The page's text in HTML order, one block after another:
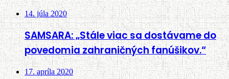
14. júla 2020
SAMSARA: „Stále viac sa dostávame do
povedomia zahraničných fanúšikov.“
17. apríla 2020